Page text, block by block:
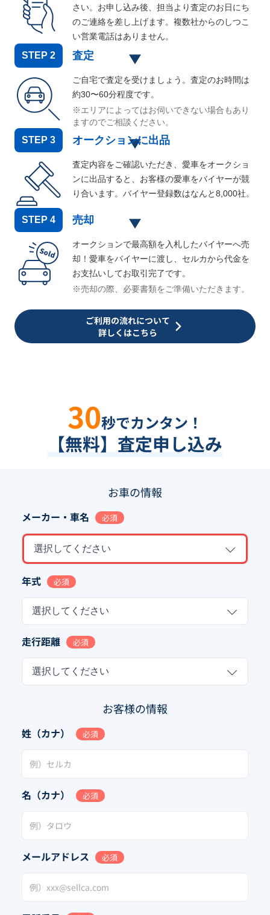
さい。お申し込み後、担当より査定のお日にち
のご連絡を差し上げます。複数社からのしつこ
い営業電話はありません。
STEP 2 査定
ご自宅で査定を受けましょう。査定のお時間は
約30〜60分程度です。
※エリアによってはお伺いできない場合もあり
ますのでご相談ください。
STEP 3 オークションに出品
査定内容をご確認いただき、愛車をオークショ
ンに出品すると、お客様の愛車をバイヤーが競
り合います。バイヤー登録数はなんと8,000社。
STEP 4 売却
オークションで最高額を入札したバイヤーへ売
却！愛車をバイヤーに渡し、セルカから代金を
お支払いしてお取引完了です。
※売却の際、必要書類をご準備いただきます。
ご利用の流れについて
詳しくはこちら
30秒でカンタン！
【無料】査定申し込み
お車の情報
メーカー・車名 必須
選択してください
年式 必須
選択してください
走行距離 必須
選択してください
お客様の情報
姓（カナ） 必須
名（カナ） 必須
メールアドレス 必須